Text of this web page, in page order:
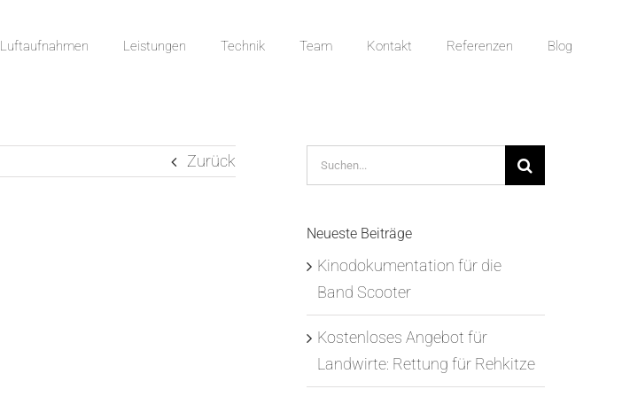
Luftaufnahmen Leistungen Technik Team Kontakt Referenzen Blog
Zurück
Suche
nach:
Neueste Beiträge
Kinodokumentation für die
Band Scooter
Kostenloses Angebot für
Landwirte: Rettung für Rehkitze